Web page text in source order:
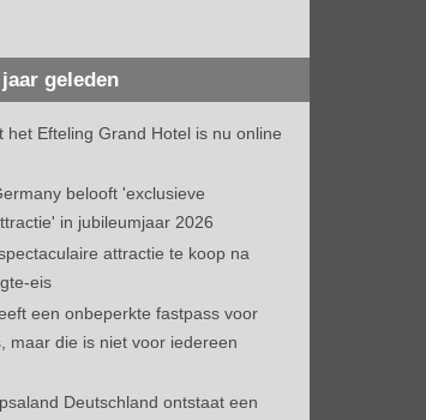
geleden
het Efteling Grand Hotel is nu online
belooft 'exclusieve
in jubileumjaar 2026
attractie te koop na
eis
een onbeperkte fastpass voor
maar die is niet voor iedereen
Deutschland ontstaat een